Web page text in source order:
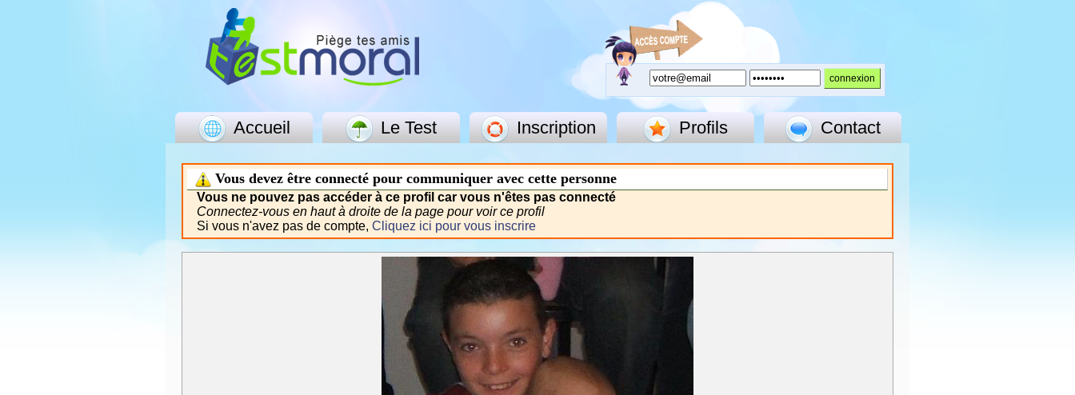
Accueil Le Test Inscription Profils Contact
Vous devez être connecté pour communiquer avec cette personne
Vous ne pouvez pas accéder à ce profil car vous n'êtes pas connecté
Connectez-vous en haut à droite de la page pour voir ce profil
Si vous n'avez pas de compte, Cliquez ici pour vous inscrire